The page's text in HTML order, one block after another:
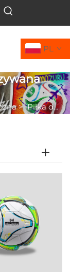
PL
>Piłka do piłki nożnej zszywana maszynowo